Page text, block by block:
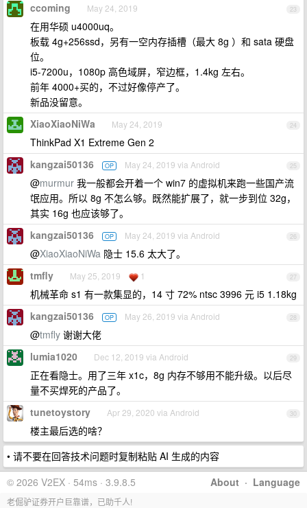
23
ccoming May 24, 2019
在用华硕 u4000uq。
板载 4g+256ssd，另有一空内存插槽（最大 8g ）和 sata 硬盘
位。
i5-7200u，1080p 高色域屏，窄边框，1.4kg 左右。
前年 4000+买的，不过好像停产了。
新品没留意。
24
XiaoXiaoNiWa May 24, 2019
ThinkPad X1 Extreme Gen 2
25
kangzai50136 OP May 24, 2019 via Android
@murmur 我一般都会开着一个 win7 的虚拟机来跑一些国产流
氓应用。所以 8g 不怎么够。既然能扩展了，就一步到位 32g，
其实 16g 也应该够了。
26
kangzai50136 OP May 24, 2019 via Android
@XiaoXiaoNiWa 隐士 15.6 太大了。
27
tmfly May 25, 2019 1
机械革命 s1 有一款集显的，14 寸 72% ntsc 3996 元 i5 1.18kg
28
kangzai50136 OP May 26, 2019 via Android
@tmfly 谢谢大佬
29
lumia1020 Dec 12, 2019 via Android
正在看隐士。用了三年 x1c，8g 内存不够用不能升级。以后尽
量不买焊死的产品了。
30
tunetoystory Apr 29, 2020 via Android
楼主最后选的啥？
• 请不要在回答技术问题时复制粘贴 AI 生成的内容
About · Language
© 2026 V2EX · 54ms · 3.9.8.5
老倔驴证券开户巨靠谱，已助千人!